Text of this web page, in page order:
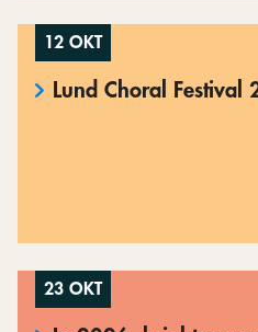
12 OKT
Lund Choral Festival
23 OKT